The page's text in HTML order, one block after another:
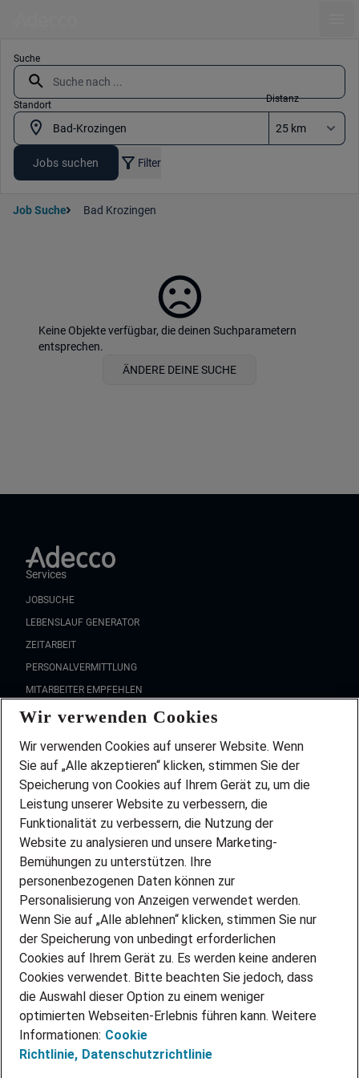
Suche
Standort
Distanz
Jobs suchen Filter
Job Suche Bad Krozingen
Keine Objekte verfügbar, die deinen Suchparametern
entsprechen.
ÄNDERE DEINE SUCHE
Services
JOBSUCHE
LEBENSLAUF GENERATOR
ZEITARBEIT
PERSONALVERMITTLUNG
MITARBEITER EMPFEHLEN
FAQ
Wir stellen ein!
DEINE BERUFSGRUPPE
DEINE LEBENSSITUATION
PARTNERSHIP WITH AIRBUS
INITIATIV BEWERBEN
ÜBER UNS
STANDORTE
BLOG
PRESSE
KONTAKT
@Adecco 2026
IMPRESSUM
DATENSCHUTZ
Wir verwenden Cookies
Wir verwenden Cookies auf unserer Website. Wenn
Sie auf „Alle akzeptieren“ klicken, stimmen Sie der
Speicherung von Cookies auf Ihrem Gerät zu, um die
Leistung unserer Website zu verbessern, die
Funktionalität zu verbessern, die Nutzung der
Website zu analysieren und unsere Marketing-
Bemühungen zu unterstützen. Ihre
personenbezogenen Daten können zur
Personalisierung von Anzeigen verwendet werden.
Wenn Sie auf „Alle ablehnen“ klicken, stimmen Sie nur
der Speicherung von unbedingt erforderlichen
Cookies auf Ihrem Gerät zu. Es werden keine anderen
Cookies verwendet. Bitte beachten Sie jedoch, dass
die Auswahl dieser Option zu einem weniger
optimierten Webseiten-Erlebnis führen kann. Weitere
Informationen: Cookie
Richtlinie, Datenschutzrichtlinie